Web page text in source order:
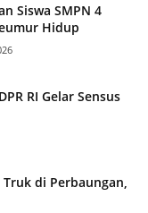
Siswa SMPN 4
Hidup
RI Gelar Sensus
di Perbaungan,